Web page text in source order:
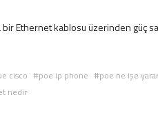
bir Ethernet kablosu üzerinden güç
cisco poe ip phone poe ne işe yarar
nedir